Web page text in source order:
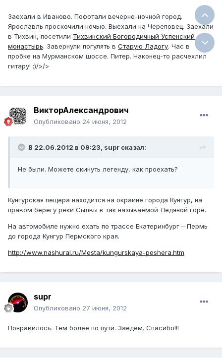
Заехали в Иваново. Пофотали вечерне-ночной город.
Ярославль проскочили ночью. Выехали на Череповец. Заехали
в Тихвин, посетили Тихвинский Богородичный Успенский
монастырь. Завернули погулять в Старую Ладогу. Час в
пробке на Мурманском шоссе. Питер. Наконец-то расчехлил
гитару! ;)/>/>
ВикторАлександрович
Опубликовано 24 июня, 2012
В 22.06.2012 в 09:23, supr сказал:
Не были. Можете скинуть легенду, как проехать?
Кунгурская пещера находится на окраине города Кунгур, на
правом берегу реки Сылвы в так называемой Ледяной горе.
На автомобиле нужно ехать по трассе Екатеринбург – Пермь
до города Кунгур Пермского края.
http://www.nashural.ru/Mesta/kungurskaya-peshera.htm
supr
Опубликовано 27 июня, 2012
Понравилось. Тем более по пути. Заедем. Спасибо!!!